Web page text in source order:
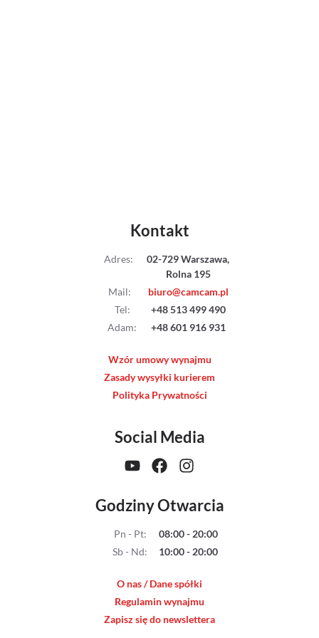
Kontakt
Adres:
02-729 Warszawa,
Rolna 195
Mail:
biuro@camcam.pl
Tel:
+48 513 499 490
Adam: +48 601 916 931
Wzór umowy wynajmu
Zasady wysyłki kurierem
Polityka Prywatności
Social Media
Godziny Otwarcia
Pn - Pt:
08:00 - 20:00
Sb - Nd: 10:00 - 20:00
O nas / Dane spółki
Regulamin wynajmu
Zapisz się do newslettera